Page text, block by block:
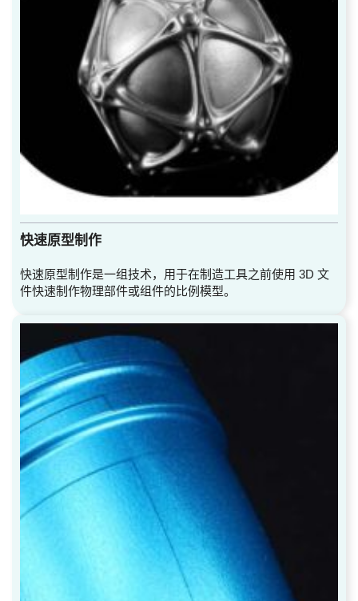
快速原型制作
快速原型制作是一组技术，用于在制造工具之前使用 3D 文
件快速制作物理部件或组件的比例模型。